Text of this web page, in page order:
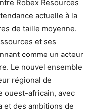
Robex Resources
actuelle à la
de taille moyenne.
et ses
comme un acteur
Le nouvel ensemble
régional de
ouest-africain, avec
et des ambitions de